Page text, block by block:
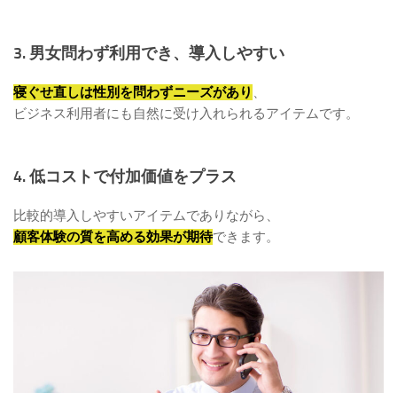
3. 男女問わず利用でき、導入しやすい
寝ぐせ直しは性別を問わずニーズがあり 、
ビジネス利用者にも自然に受け入れられるアイテムです。
4. 低コストで付加価値をプラス
比較的導入しやすいアイテムでありながら、
顧客体験の質を高める効果が期待できます。